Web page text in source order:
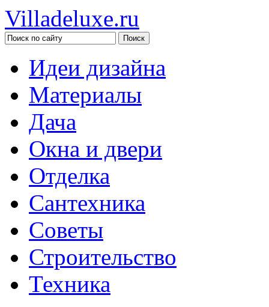
Villadeluxe.ru
Идеи дизайна
Материалы
Дача
Окна и двери
Отделка
Сантехника
Советы
Строительство
Техника